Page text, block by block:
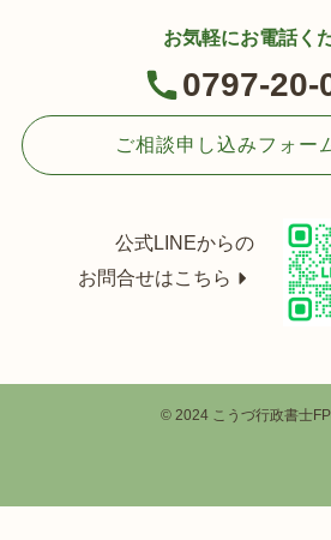
お気軽にお電話く
0797-20-
ご相談申し込みフォー
公式LINEからの
お問合せはこちら
©2024 こうづ行政書士FP